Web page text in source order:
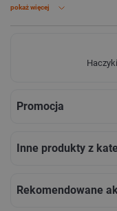
śladu, z możliwością
pokaż więcej
Promocja
Inne produkty z
Rekomendowane